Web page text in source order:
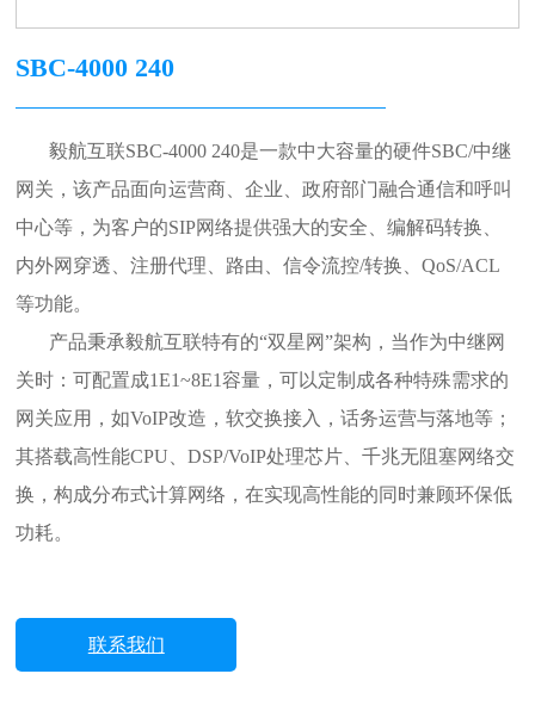
SBC-4000 240
毅航互联SBC-4000 240是一款中大容量的硬件SBC/中继
网关，该产品面向运营商、企业、政府部门融合通信和呼叫
中心等，为客户的SIP网络提供强大的安全、编解码转换、
内外网穿透、注册代理、路由、信令流控/转换、QoS/ACL
等功能。
产品秉承毅航互联特有的“双星网”架构，当作为中继网
关时：可配置成1E1~8E1容量，可以定制成各种特殊需求的
网关应用，如VoIP改造，软交换接入，话务运营与落地等；
其搭载高性能CPU 、DSP/VoIP处理芯片、千兆无阻塞网络交
换，构成分布式计算网络，在实现高性能的同时兼顾环保低
功耗。
联系我们